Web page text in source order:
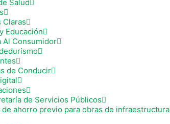
Salud
Claras
Educación
Al Consumidor
de Conducir
de Servicios Públicos
de ahorro previo para obras de infraestructura